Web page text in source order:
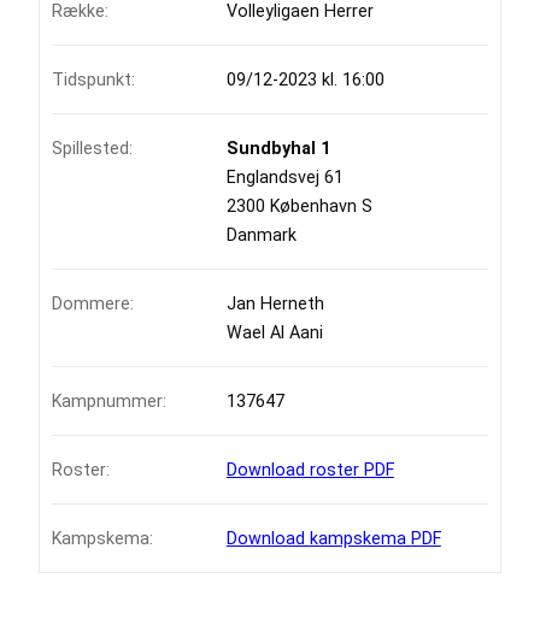
Række: Volleyligaen Herrer
Tidspunkt: 09/12-2023 kl. 16:00
Spillested:
Sundbyhal 1
Englandsvej 61
2300 København S
Danmark
Dommere:
Jan Herneth
Wael Al Aani
Kampnummer: 137647
Roster: Download roster PDF
Kampskema: Download kampskema PDF